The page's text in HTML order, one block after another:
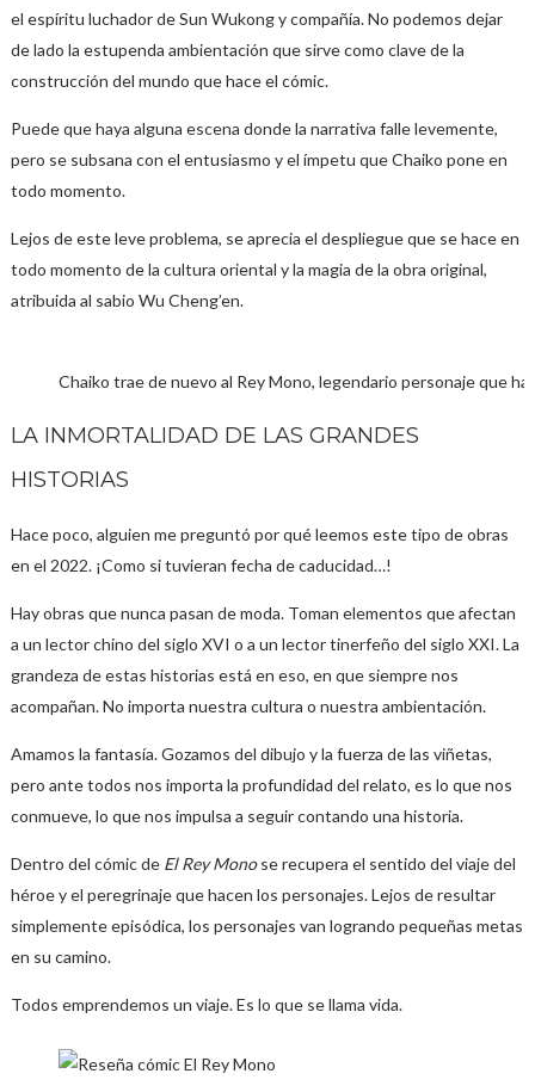
el espíritu luchador de Sun Wukong y compañía. No podemos dejar
de lado la estupenda ambientación que sirve como clave de la
construcción del mundo que hace el cómic.
Puede que haya alguna escena donde la narrativa falle levemente,
pero se subsana con el entusiasmo y el ímpetu que Chaiko pone en
todo momento.
Lejos de este leve problema, se aprecia el despliegue que se hace en
todo momento de la cultura oriental y la magia de la obra original,
atribuida al sabio Wu Cheng’en.
Chaiko trae de nuevo al Rey Mono, legendario personaje que
LA INMORTALIDAD DE LAS GRANDES
HISTORIAS
Hace poco, alguien me preguntó por qué leemos este tipo de obras
en el 2022. ¡Como si tuvieran fecha de caducidad…!
Hay obras que nunca pasan de moda. Toman elementos que afectan
a un lector chino del siglo XVI o a un lector tinerfeño del siglo XXI. La
grandeza de estas historias está en eso, en que siempre nos
acompañan. No importa nuestra cultura o nuestra ambientación.
Amamos la fantasía. Gozamos del dibujo y la fuerza de las viñetas,
pero ante todos nos importa la profundidad del relato, es lo que nos
conmueve, lo que nos impulsa a seguir contando una historia.
Dentro del cómic de El Rey Monose recupera el sentido del viaje del
héroe y el peregrinaje que hacen los personajes. Lejos de resultar
simplemente episódica, los personajes van logrando pequeñas metas
en su camino.
Todos emprendemos un viaje. Es lo que se llama vida.